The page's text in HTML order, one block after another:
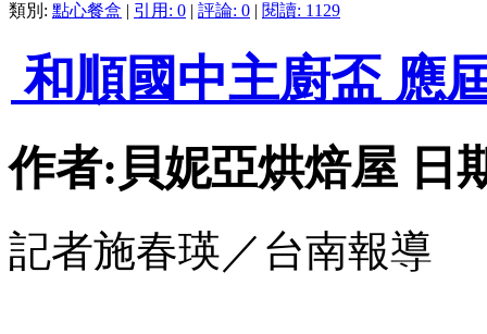
類別: 點心餐盒 | 引用: 0 | 評論: 0 | 閱讀: 1129
和順國中主廚盃 應
作者:貝妮亞烘焙屋 日
記者施春瑛／台南報導